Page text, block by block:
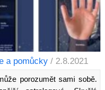
a pomůcky / 2.8.2021
porozumět sami sobě.